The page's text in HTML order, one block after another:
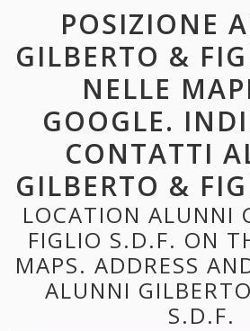
POSIZIONE
GILBERTO &
NELLE
GOOGLE.
CONTATTI
GILBERTO &
LOCATION ALUNNI
FIGLIO S.D.F. ON
MAPS. ADDRESS
ALUNNI
S.D.F.